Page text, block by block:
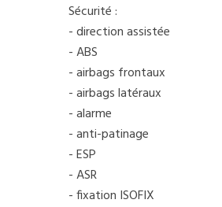
Sécurité :
- direction assistée
- ABS
- airbags frontaux
- airbags latéraux
- alarme
- anti-patinage
- ESP
- ASR
- fixation ISOFIX